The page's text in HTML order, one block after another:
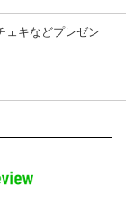
ェキなどプレゼン